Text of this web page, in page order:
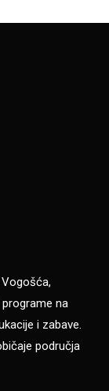
na
i zabave.
područja